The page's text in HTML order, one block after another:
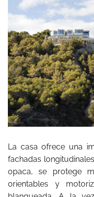
La casa ofrece una
fachadas
opaca, se protege
orientables y